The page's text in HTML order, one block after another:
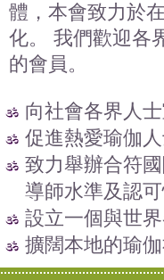
體，本會致力於
化。 我們歡迎各
的會員。
向社會各界人
促進熱愛瑜伽
致力舉辦合符
導師水準及認
設立一個與世
擴闊本地的瑜